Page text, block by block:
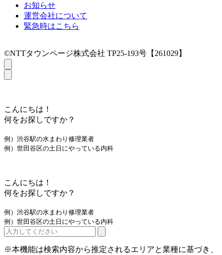
お知らせ
運営会社について
緊急時はこちら
©NTTタウンページ株式会社 TP25-193号【261029】
こんにちは！
何をお探しですか？
例）渋谷駅の水まわり修理業者
例）世田谷区の土日にやっている内科
こんにちは！
何をお探しですか？
例）渋谷駅の水まわり修理業者
例）世田谷区の土日にやっている内科
※本機能は検索内容から推定されるエリアと業種に基づき、